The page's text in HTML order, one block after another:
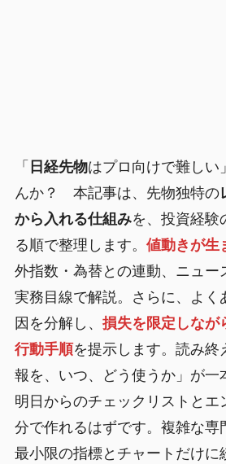
「 日経先物はプロ向けで難しい
んか？ 本記事は、先物独特の
から入れる仕組みを、投資経験
る順で整理します。 値動きが生
外指数・為替との連動、ニュー
実務目線で解説。さらに、よく
因を分解し、 損失を限定しなが
行動手順を提示します。読み終
報を、いつ、どう使うか」が一
明日からのチェックリストとエ
分で作れるはずです。複雑な専
最小限の指標とチャートだけに